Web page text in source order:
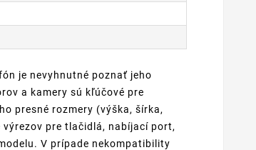
je nevyhnutné poznať jeho
a kamery sú kľúčové pre
presné rozmery (výška, šírka,
pre tlačidlá, nabíjací port,
V prípade nekompatibility